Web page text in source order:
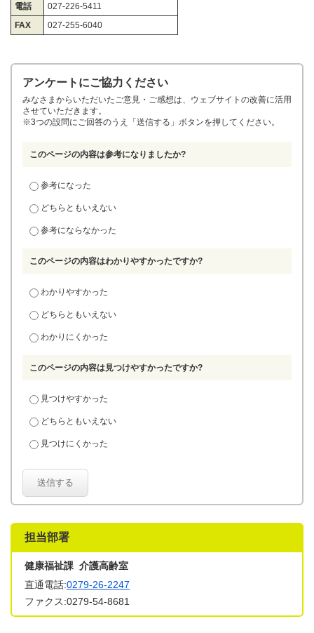
電話
027-226-5411
FAX
027-255-6040
アンケートにご協力ください
みなさまからいただいたご意見・ご感想は、ウェブサイトの改善に活用
させていただきます。
※3つの設問にご回答のうえ「送信する」ボタンを押してください。
このページの内容は参考になりましたか?
参考になった
どちらともいえない
参考にならなかった
このページの内容はわかりやすかったですか?
わかりやすかった
どちらともいえない
わかりにくかった
このページの内容は見つけやすかったですか?
見つけやすかった
どちらともいえない
見つけにくかった
送信する
担当部署
健康福祉課 介護高齢室
直通電話:0279-26-2247
ファクス:0279-54-8681